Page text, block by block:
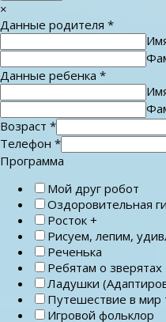
×
Данные родителя *
Данные ребенка *
Возраст *
Телефон *
Программа
Мой друг робот
Оздоровительная
Росток +
Рисуем, лепим,
Реченька
Ребятам о зверятах
Ладушки
Путешествие в мир
Игровой фольклор